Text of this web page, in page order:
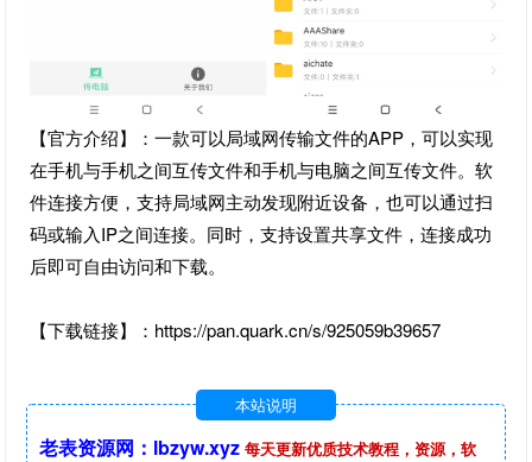
【官方介绍】：一款可以局域网传输文件的APP，可以实现
在手机与手机之间互传文件和手机与电脑之间互传文件。软
件连接方便，支持局域网主动发现附近设备，也可以通过扫
码或输入IP之间连接。同时，支持设置共享文件，连接成功
后即可自由访问和下载。
【下载链接】：https://pan.quark.cn/s/925059b39657
本站说明
老表资源网：lbzyw.xyz 每天更新优质技术教程，资源，软